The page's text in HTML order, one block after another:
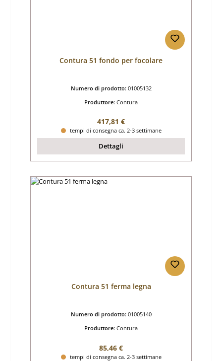
Contura 51 fondo per focolare
Numero di prodotto: 01005132
Produttore: Contura
Prezzo normale:
417,81 €
tempi di consegna ca. 2-3 settimane
Dettagli
Contura 51 ferma legna
Numero di prodotto: 01005140
Produttore: Contura
Prezzo normale:
85,46 €
tempi di consegna ca. 2-3 settimane